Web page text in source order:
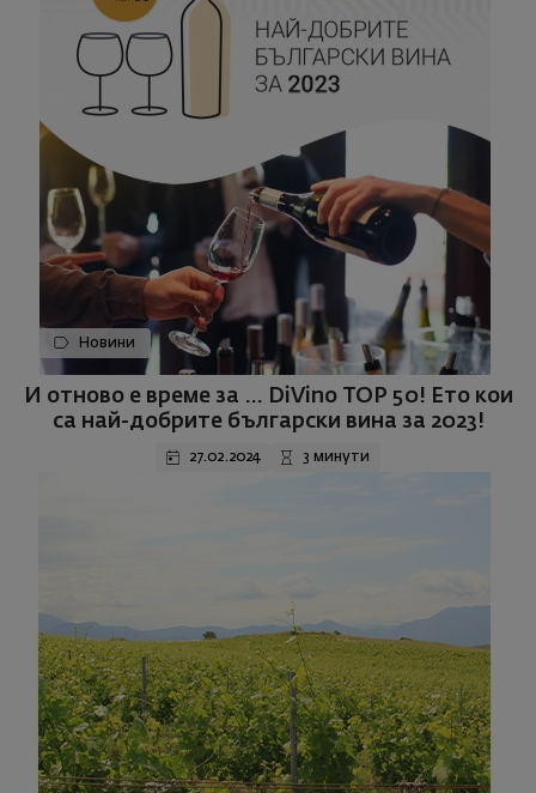
Новини
И отново е време за … DiVino TOP 50! Ето кои
са най-добрите български вина за 2023!
27.02.2024 3 минути